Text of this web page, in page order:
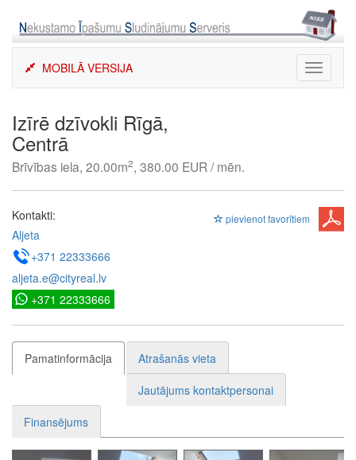
content
Toggle
MOBILĀ VERSIJA
Izīrē dzīvokli Rīgā,
Centrā
Brīvības iela, 20.00m2, 380.00 EUR / mēn.
pievienot favorītiem
Kontakti:
Aljeta
+371 22333666
aljeta.e@cityreal.lv
+371 22333666
Pamatinformācija
Atrašanās vieta
Jautājums kontaktpersonai
Finansējums